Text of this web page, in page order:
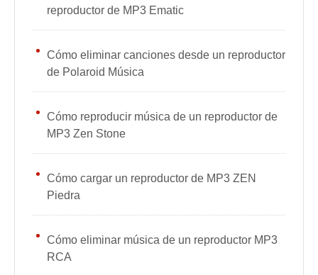
reproductor de MP3 Ematic
Cómo eliminar canciones desde un reproductor
de Polaroid Música
Cómo reproducir música de un reproductor de
MP3 Zen Stone
Cómo cargar un reproductor de MP3 ZEN
Piedra
Cómo eliminar música de un reproductor MP3
RCA